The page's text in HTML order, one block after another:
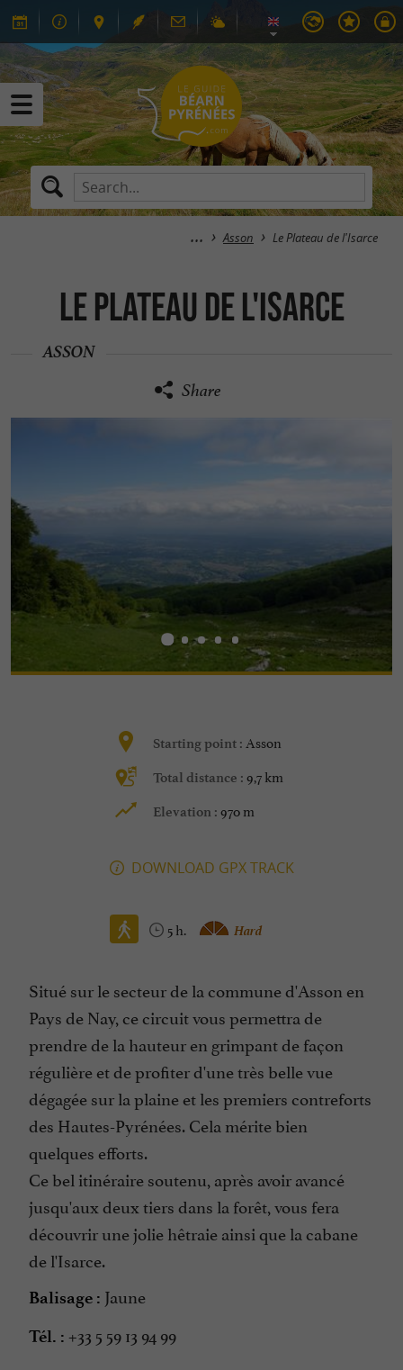
Asson Le Plateau de l'Isarce
Le Plateau de l'Isarce
ASSON
Share
Starting point : Asson
Total distance : 9,7 km
Elevation : 970 m
DOWNLOAD GPX TRACK
5 h. Hard
Situé sur le secteur de la commune d'Asson en
Pays de Nay, ce circuit vous permettra de
prendre de la hauteur en grimpant de façon
régulière et de profiter d'une très belle vue
dégagée sur la plaine et les premiers contreforts
des Hautes-Pyrénées. Cela mérite bien
quelques efforts.
Ce bel itinéraire soutenu, après avoir avancé
jusqu'aux deux tiers dans la forêt, vous fera
découvrir une jolie hêtraie ainsi que la cabane
de l'Isarce.
Balisage : Jaune
Tél. : +33 5 59 13 94 99